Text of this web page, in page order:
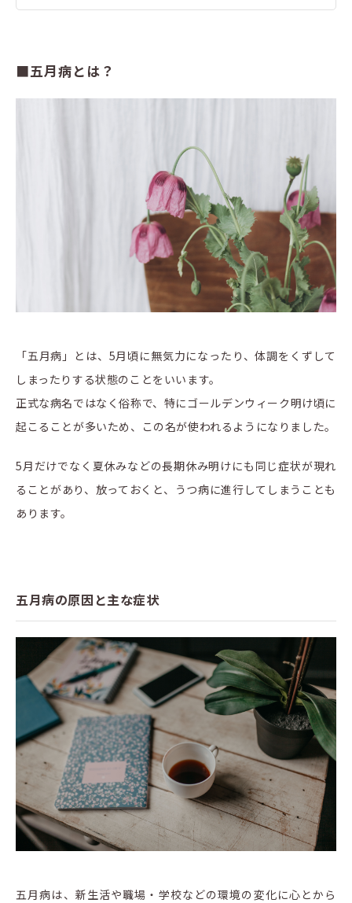
■五月病とは？
「五月病」とは、5月頃に無気力になったり、体調をくずして
しまったりする状態のことをいいます。
正式な病名ではなく俗称で、特にゴールデンウィーク明け頃に
起こることが多いため、この名が使われるようになりました。
5月だけでなく夏休みなどの長期休み明けにも同じ症状が現れ
ることがあり、放っておくと、うつ病に進行してしまうことも
あります。
五月病の原因と主な症状
五月病は、新生活や職場・学校などの環境の変化に心とから